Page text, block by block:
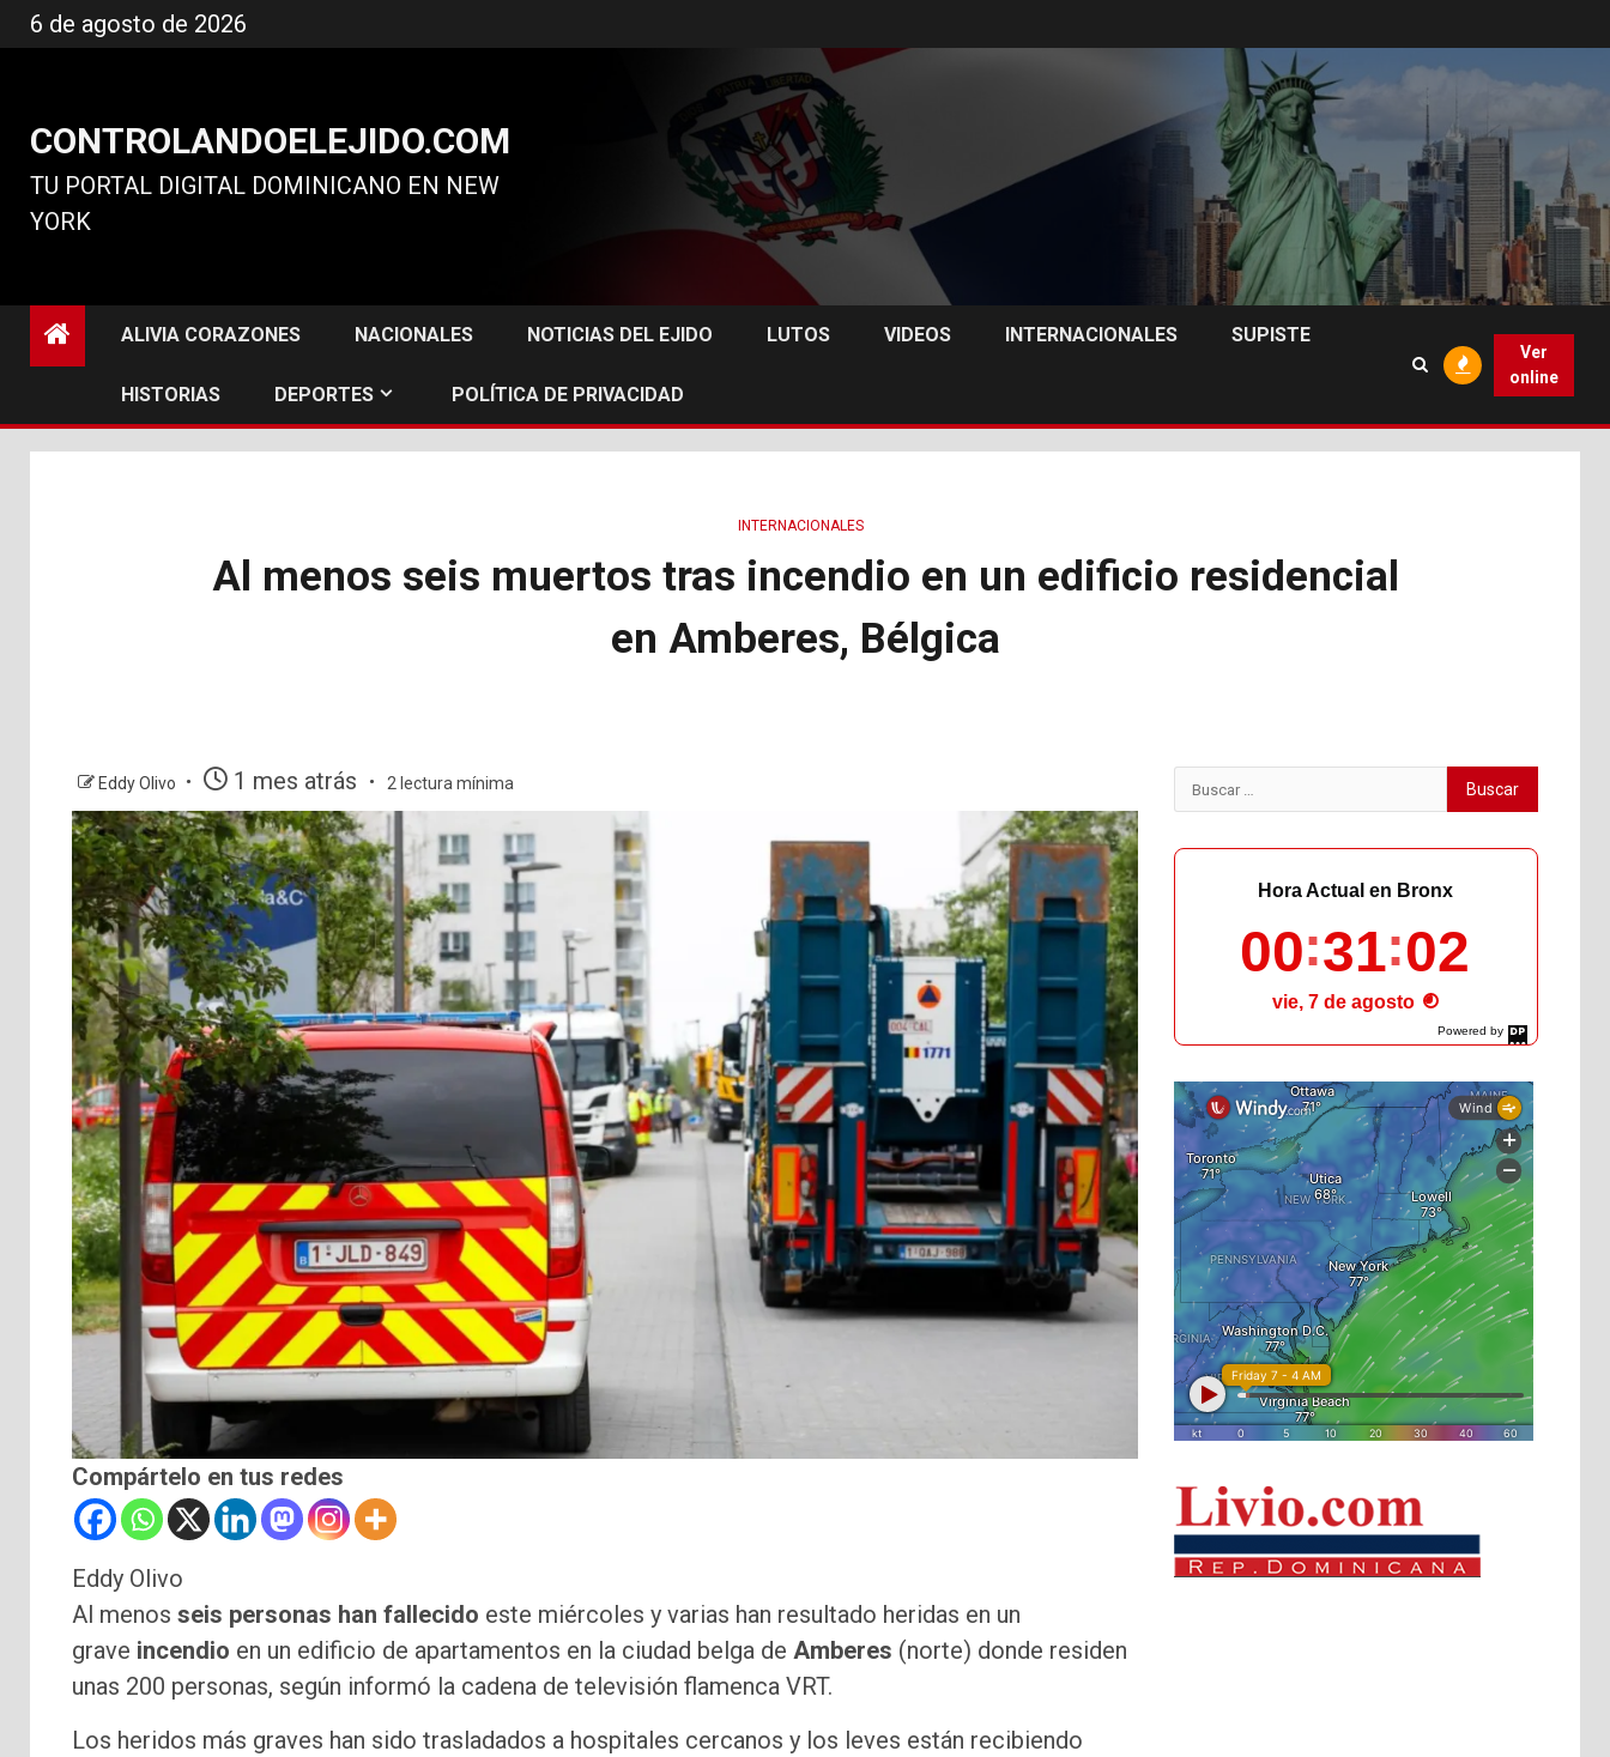
al
6 de agosto de 2026
CONTROLANDOELEJIDO.COM
TU PORTAL DIGITAL DOMINICANO EN NEW
YORK
ALIVIA CORAZONES NACIONALES NOTICIAS DEL EJIDO LUTOS VIDEOS INTERNACIONALES SUPISTE
HISTORIAS DEPORTES POLÍTICA DE PRIVACIDAD
Ver
online
INTERNACIONALES
Al menos seis muertos tras incendio en un edificio residencial
en Amberes, Bélgica
Eddy Olivo 1 mes atrás 2 lectura mínima
Compártelo en tus redes
Eddy Olivo
Al menos seis personas han fallecido este miércoles y varias han resultado heridas en un
grave incendio en un edificio de apartamentos en la ciudad belga de Amberes (norte) donde residen
unas 200 personas, según informó la cadena de televisión flamenca VRT.
Los heridos más graves han sido trasladados a hospitales cercanos y los leves están recibiendo
Buscar:
Powered by
DaysPedia.com
Hora Actual en Bronx
00 31 04
vie, 7 de agosto